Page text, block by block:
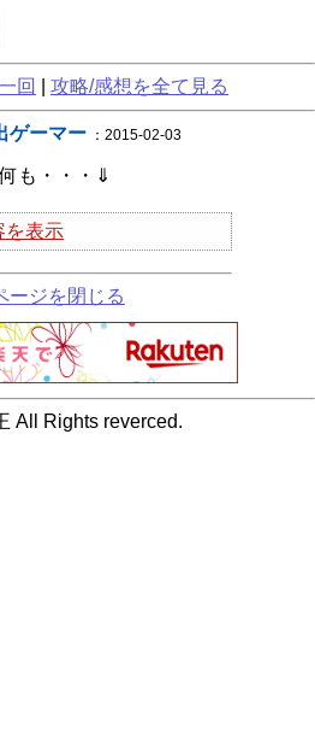
回 攻略/感想を全て見る
ゲーマー ：2015-02-03
も・・・⇓
を表示
ージを閉じる
All Rights reverced.